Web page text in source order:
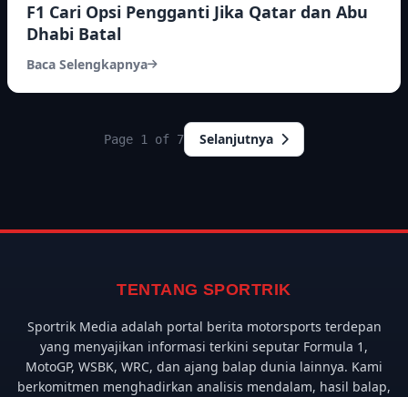
F1 Cari Opsi Pengganti Jika Qatar dan Abu
Dhabi Batal
Baca Selengkapnya
Page 1 of 7 Selanjutnya
TENTANG SPORTRIK
Sportrik Media adalah portal berita motorsports terdepan
yang menyajikan informasi terkini seputar Formula 1,
MotoGP, WSBK, WRC, dan ajang balap dunia lainnya. Kami
berkomitmen menghadirkan analisis mendalam, hasil balap,